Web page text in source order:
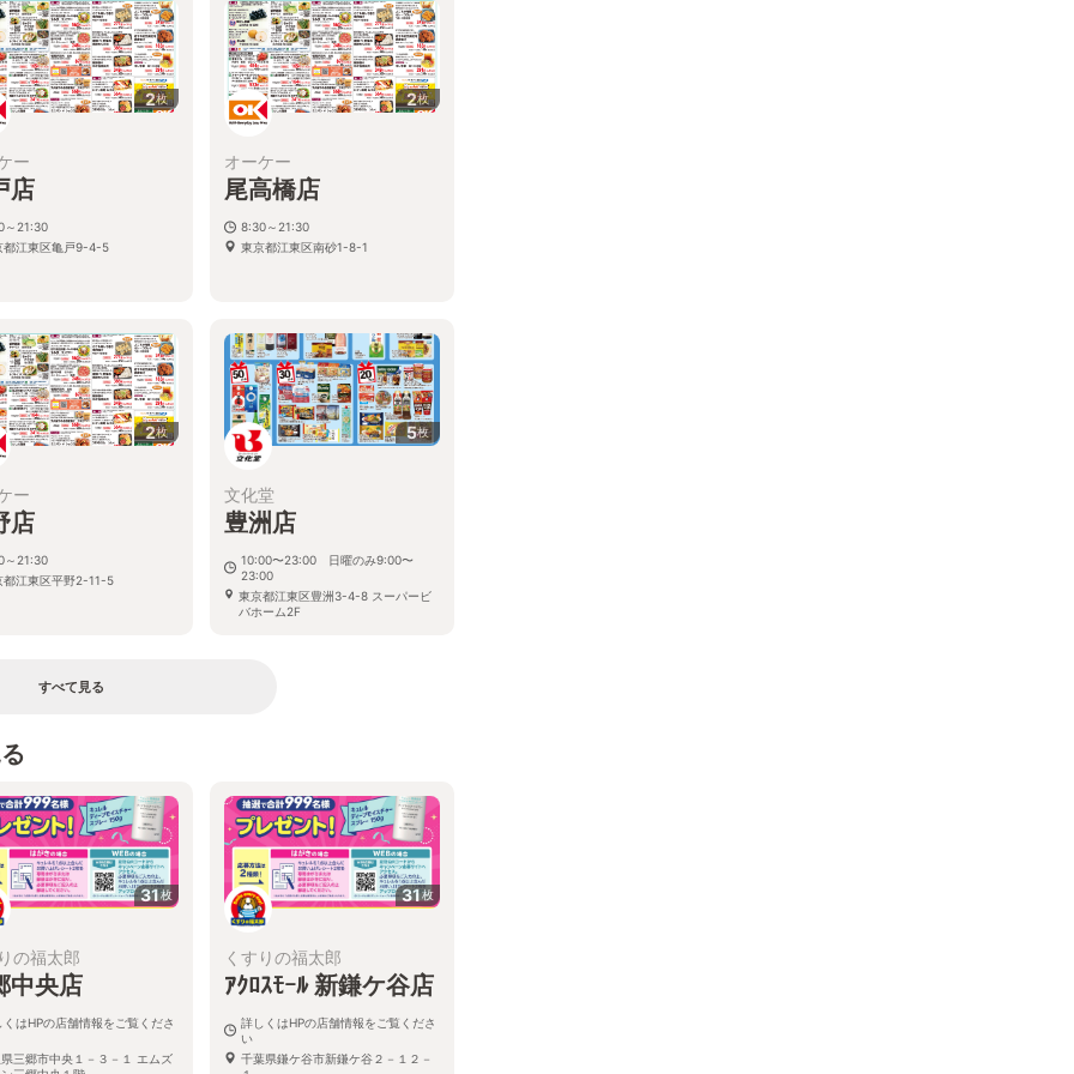
2枚
ー
店
～21:30
都江東区亀戸9-4-5
2枚
オーケー
尾高橋店
8:30～21:30
東京都江東区南砂1-8-1
2枚
ー
店
～21:30
都江東区平野2-11-5
5枚
文化堂
豊洲店
10:00〜23:00 日曜のみ9:00〜
23:00
東京都江東区豊洲3-4-8 スーパービ
バホーム2F
すべて見る
31枚
の福太郎
中央店
くはHPの店舗情報をご覧くださ
三郷市中央１－３－１ エムズ
31枚
くすりの福太郎
ｱｸﾛｽﾓｰﾙ 新鎌ケ谷店
詳しくはHPの店舗情報をご覧くださ
い
千葉県鎌ケ谷市新鎌ケ谷２－１２－